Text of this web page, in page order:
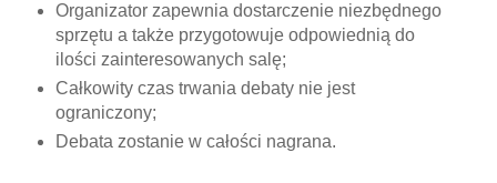
Organizator zapewnia dostarczenie niezbędnego
sprzętu a także przygotowuje odpowiednią do
ilości zainteresowanych salę;
Całkowity czas trwania debaty nie jest
ograniczony;
Debata zostanie w całości nagrana.